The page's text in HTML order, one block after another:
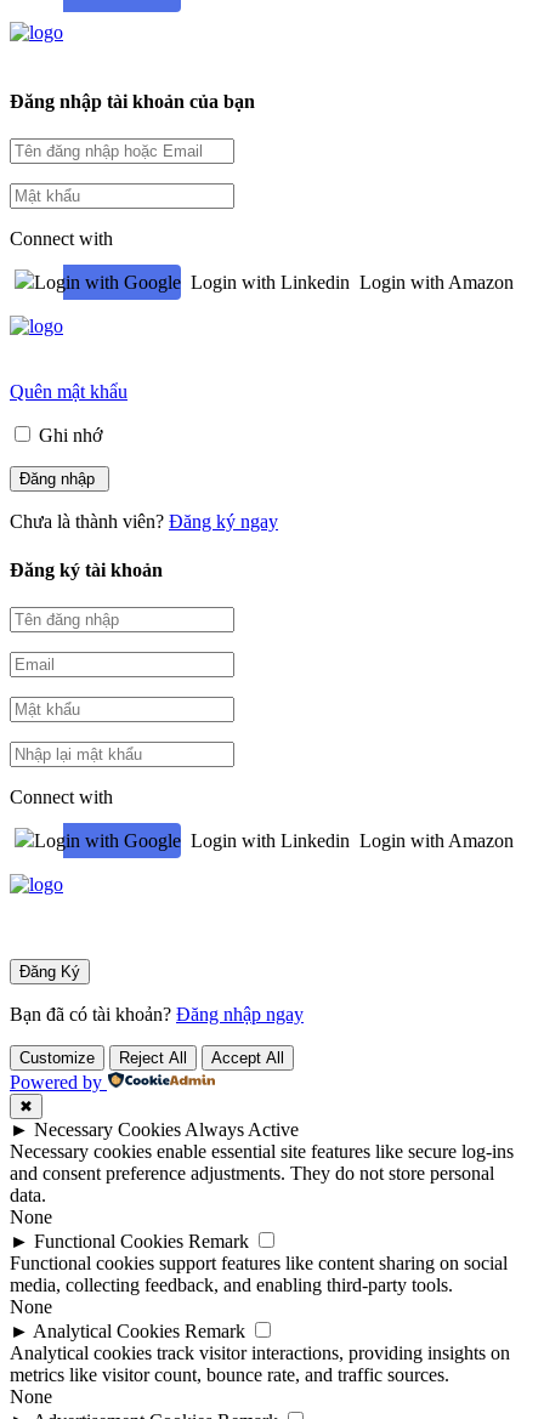
Đăng nhập tài khoản của bạn
Connect with
Login with Google Login with Linkedin Login with Amazon
Quên mật khẩu
Ghi nhớ
Chưa là thành viên? Đăng ký ngay
Đăng ký tài khoản
Connect with
Login with Google Login with Linkedin Login with Amazon
Bạn đã có tài khoản? Đăng nhập ngay
Customize Reject All Accept All
Powered by
✖
► Necessary Cookies Always Active
Necessary cookies enable essential site features like secure log-ins
and consent preference adjustments. They do not store personal
data.
None
► Functional Cookies Remark
Functional cookies support features like content sharing on social
media, collecting feedback, and enabling third-party tools.
None
► Analytical Cookies Remark
Analytical cookies track visitor interactions, providing insights on
metrics like visitor count, bounce rate, and traffic sources.
None